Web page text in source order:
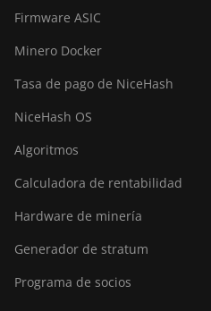
Firmware ASIC
Minero Docker
Tasa de pago de NiceHash
NiceHash OS
Algoritmos
Calculadora de rentabilidad
Hardware de minería
Generador de stratum
Programa de socios